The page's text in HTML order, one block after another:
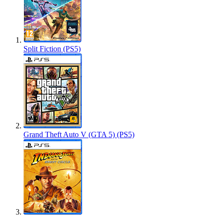
Split Fiction (PS5)
Grand Theft Auto V (GTA 5) (PS5)